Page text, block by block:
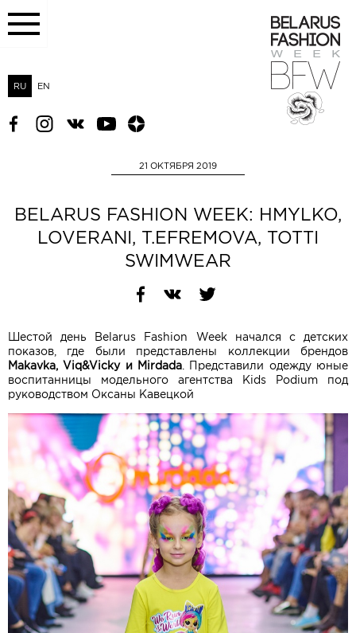
RU EN
21 ОКТЯБРЯ 2019
BELARUS FASHION WEEK: HMYLKO,
LOVERANI, T.EFREMOVA, TOTTI
SWIMWEAR
Шестой день Belarus Fashion Week начался с детских
показов, где были представлены коллекции брендов
Makavka, Viq&Vicky и Mirdada . Представили одежду юные
воспитанницы модельного агентства Kids Podium под
руководством Оксаны Кавецкой